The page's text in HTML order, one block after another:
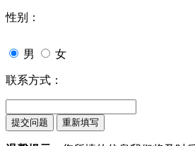
性别：
男 女
联系方式：